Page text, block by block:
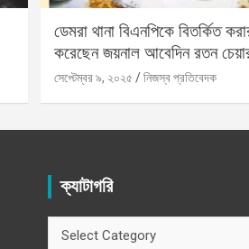
ডেমরা থানা বিএনপিকে বিতর্কিত
করেছেন জয়নাল আবেদিন রতন
সেপ্টেম্বর ৯, ২০২৫ নিজস্ব প্রতিবেদক
ক্যাটাগরি